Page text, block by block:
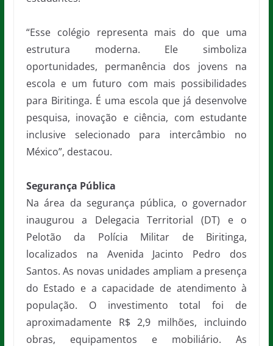
“Esse colégio representa mais do que uma
estrutura moderna. Ele simboliza
oportunidades, permanência dos jovens na
escola e um futuro com mais possibilidades
para Biritinga. É uma escola que já desenvolve
pesquisa, inovação e ciência, com estudante
inclusive selecionado para intercâmbio no
México”, destacou.
Segurança Pública
Na área da segurança pública, o governador
inaugurou a Delegacia Territorial (DT) e o
Pelotão da Polícia Militar de Biritinga,
localizados na Avenida Jacinto Pedro dos
Santos. As novas unidades ampliam a presença
do Estado e a capacidade de atendimento à
população. O investimento total foi de
aproximadamente R$ 2,9 milhões, incluindo
obras, equipamentos e mobiliário. As